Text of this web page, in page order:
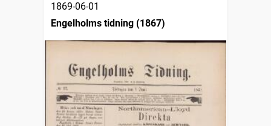
1869-06-01
Engelholms tidning (1867)